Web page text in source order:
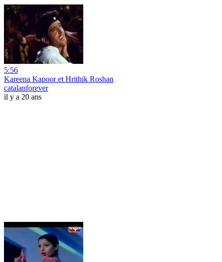
5:56
Kareena Kapoor et Hrithik Roshan
catalanforever
il y a 20 ans